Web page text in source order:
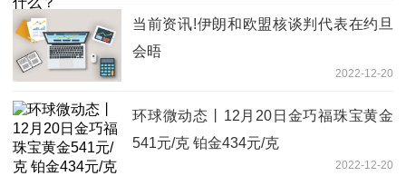
当前资讯!伊朗和欧盟核谈判代表在约旦
会晤
2022-12-20
环球微动态丨12月20日金巧福珠宝黄金
541元/克 铂金434元/克
2022-12-20